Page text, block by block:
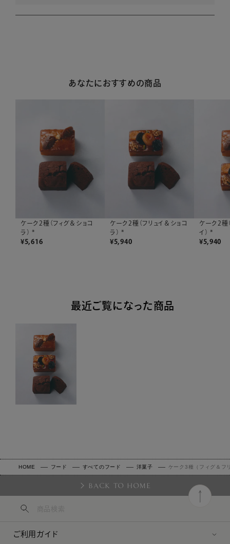
あなたにおすすめの商品
ケーク2種（フィグ＆ショコ
ラ） *
¥5,616
ケーク2種（フリュイ＆ショコ
ラ） *
¥5,940
ケーク2種
イ） *
¥5,940
最近ご覧になった商品
HOME フード すべてのフード 洋菓子 ケーク3種（フィグ＆フ
BACK TO HOME
ご利用ガイド